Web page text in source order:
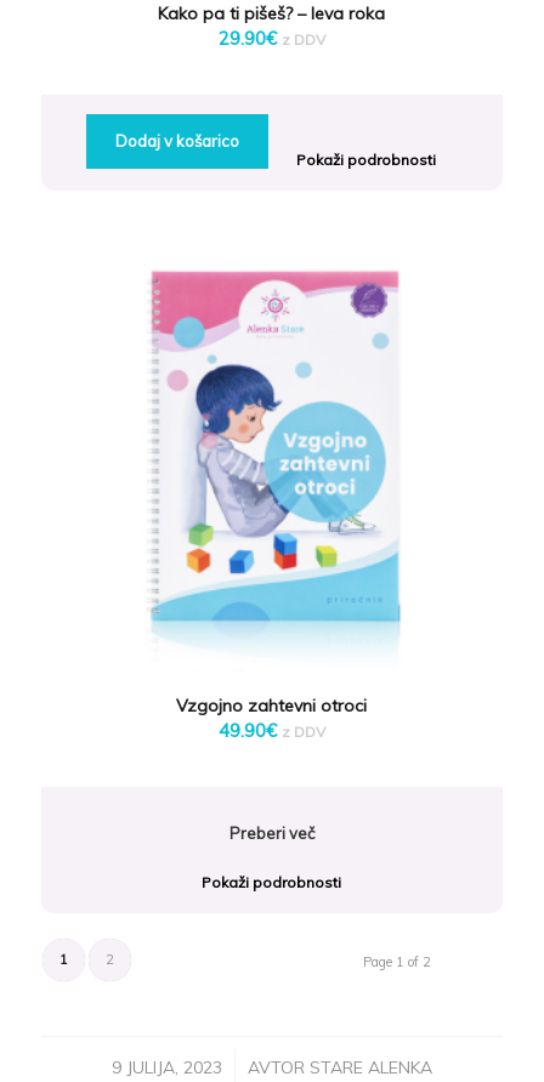
Kako pa ti pišeš? – leva roka
29.90€ z DDV
Dodaj v košarico
Pokaži podrobnosti
Vzgojno zahtevni otroci
49.90€ z DDV
Preberi več
Pokaži podrobnosti
Page 1 of 2
1 2
9 JULIJA, 2023
/ AVTOR STARE ALENKA